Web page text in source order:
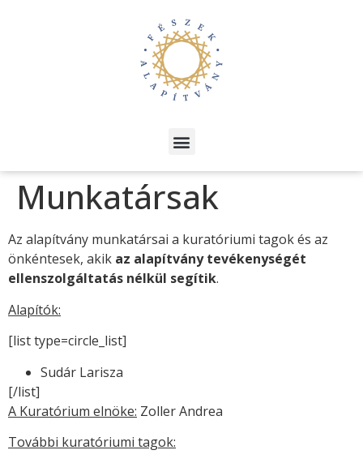
Munkatársak
Az alapítvány munkatársai a kuratóriumi tagok és az
önkéntesek, akik az alapítvány tevékenységét
ellenszolgáltatás nélkül segítik.
Alapítók:
[list type=circle_list]
Sudár Larisza
[/list]
A Kuratórium elnöke: Zoller Andrea
További kuratóriumi tagok: